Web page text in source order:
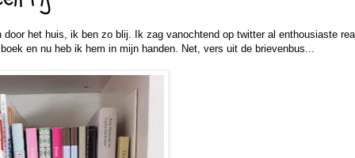
door het huis, ik ben zo blij. Ik zag vanochtend op twitter al enthousiaste
en nu heb ik hem in mijn handen. Net, vers uit de brievenbus...